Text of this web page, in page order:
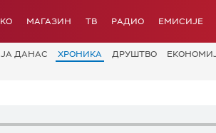
МАГАЗИН ТВ РАДИО ЕМИСИЈЕ
ДАНАС ХРОНИКА ДРУШТВО